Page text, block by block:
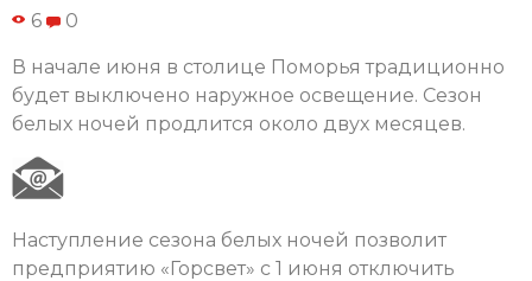
6 0
В начале июня в столице Поморья традиционно
будет выключено наружное освещение. Сезон
белых ночей продлится около двух месяцев.
Наступление сезона белых ночей позволит
предприятию «Горсвет» с 1 июня отключить